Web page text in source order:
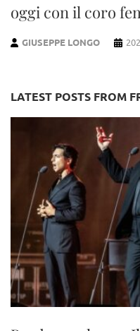
oggi con il coro
GIUSEPPE LONGO
LATEST POSTS FROM